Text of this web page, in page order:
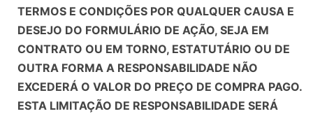
TERMOS E CONDIÇÕES POR QUALQUER CAUSA E
DESEJO DO FORMULÁRIO DE AÇÃO, SEJA EM
CONTRATO OU EM TORNO, ESTATUTÁRIO OU DE
OUTRA FORMA A RESPONSABILIDADE NÃO
EXCEDERÁ O VALOR DO PREÇO DE COMPRA PAGO.
ESTA LIMITAÇÃO DE RESPONSABILIDADE SERÁ